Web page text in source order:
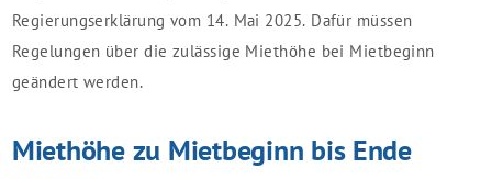
Regierungserklärung vom 14. Mai 2025. Dafür müssen
Regelungen über die zulässige Miethöhe bei Mietbeginn
geändert werden.
Miethöhe zu Mietbeginn bis Ende